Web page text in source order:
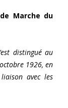
Marche du
distingué au
1926, en
avec les